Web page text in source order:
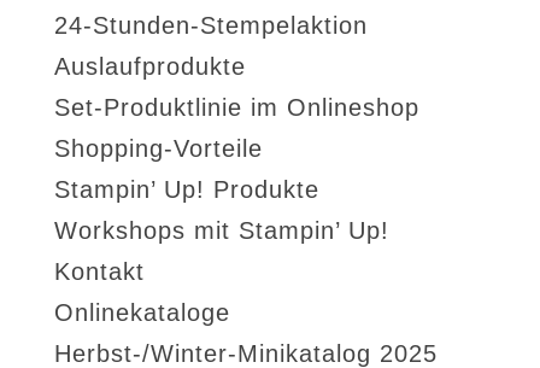
24-Stunden-Stempelaktion
Auslaufprodukte
Set-Produktlinie im Onlineshop
Shopping-Vorteile
Stampin’ Up! Produkte
Workshops mit Stampin’ Up!
Kontakt
Onlinekataloge
Herbst-/Winter-Minikatalog 2025